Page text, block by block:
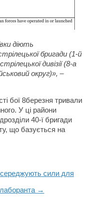
діють
бригади (1-й
дивізії (8-а
округ)», –
бої 8березня тривали
У ці райони
40-ї бригади
що базується на
сили для
→